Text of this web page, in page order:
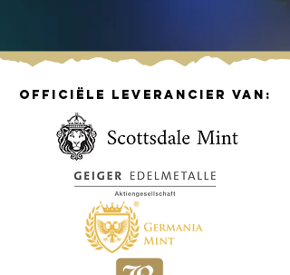
officiële leverancier van: